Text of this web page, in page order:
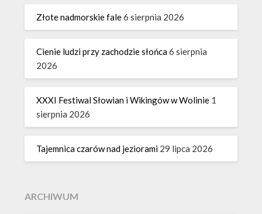
Złote nadmorskie fale6 sierpnia 2026
Cienie ludzi przy zachodzie słońca6 sierpnia
2026
XXXI Festiwal Słowian i Wikingów w Wolinie 1
sierpnia 2026
Tajemnica czarów nad jeziorami 29 lipca 2026
ARCHIWUM